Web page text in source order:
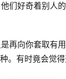
们好奇着别人
再向你套取有
。有时竟会觉